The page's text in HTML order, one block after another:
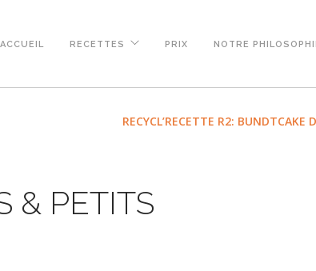
ACCUEIL RECETTES PRIX NOTRE
RECYCL’RECETTE R2: BUNDTCAKE
& PETITS